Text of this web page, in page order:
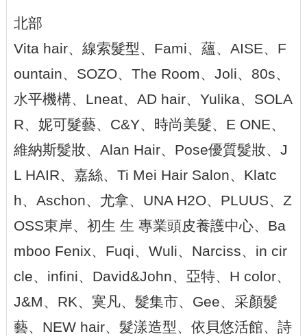
北部
Vita hair、線索髮型、Fami、蘊、AISE、F
ountain、SOZO、The Room、Joli、80s、
水平機構、Lneat、AD hair、Yulika、SOLA
R、妮可髮藝、C&Y、時尚美髮、E ONE、
維納斯髮妝、Alan Hair、Pose優質髮妝、J
L HAIR、嘉絲、Ti Mei Hair Salon、Klatc
h、Aschon、尤拿、UNA H2O、PLUUS、Z
OSS東岸、初生 生 專業頭皮養護中心、Ba
mboo Fenix、Fuqi、Wuli、Narciss、in cir
cle、infini、David&John、亞特、H color、
J&M、RK、寞凡、髮集市、Gee、采顏髮
藝、NEW hair、髮漾造型、依貝悠活館、詩